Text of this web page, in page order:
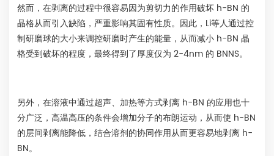
然而，在剥离的过程中很容易因为剪切力的作用破坏 h-BN 的
晶格从而引入缺陷，严重影响其固有性质。因此，Li等人通过控
制研磨球的大小来调控研磨时产生的能量，从而减小 h-BN 晶
格受到破坏的程度，最终得到了厚度仅为 2-4nm 的 BNNS。
另外，在溶液中通过超声、加热等方式剥离 h-BN 的应用也十
分广泛，高温高压的条件会增加分子的布朗运动，从而使 h-BN
的层间剥离能降低，结合溶剂的协同作用从而更容易地剥离 h-
BN。